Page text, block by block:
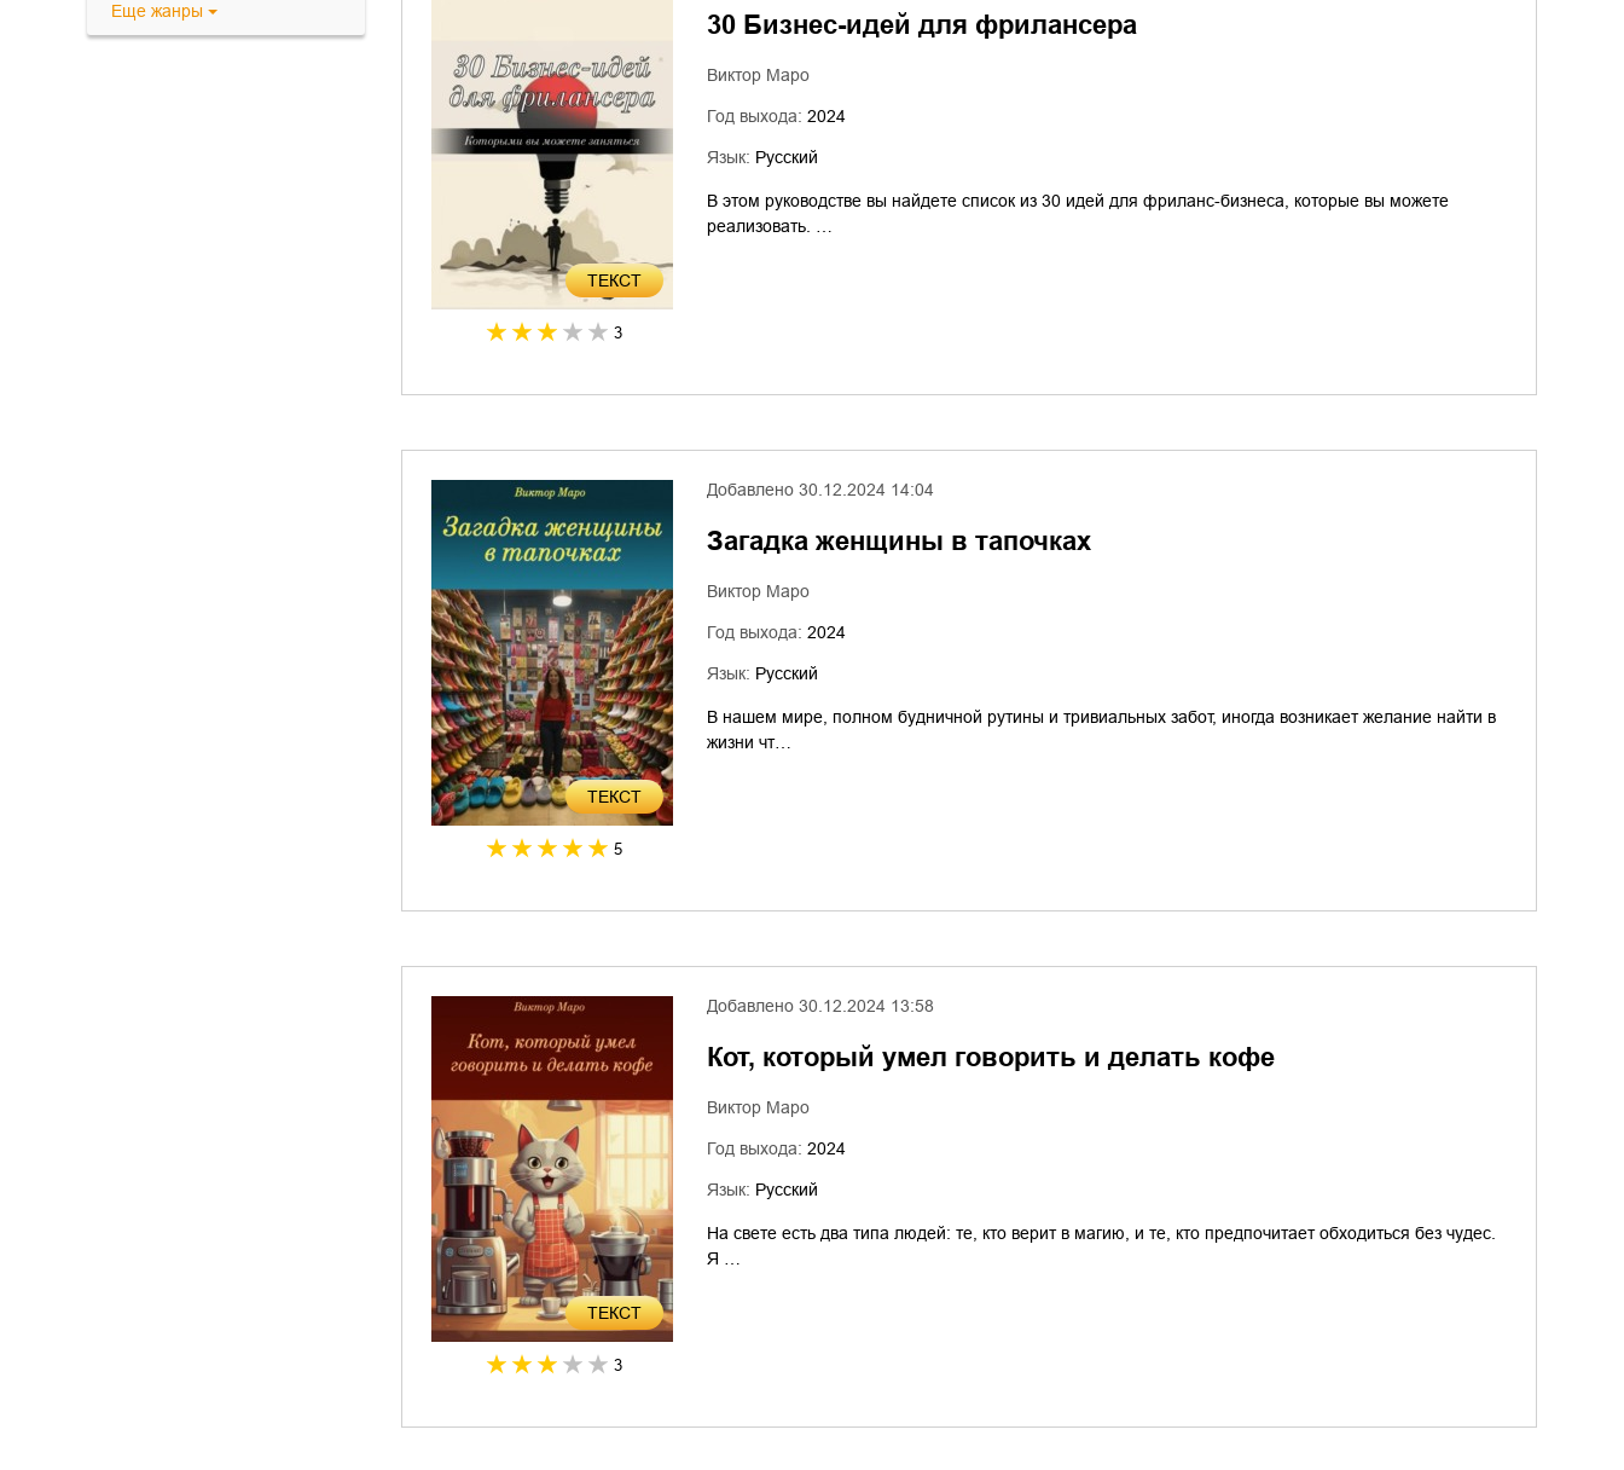
Еще жанры
ТЕКСТ
3
30 Бизнес-идей для фрилансера
Виктор Маро
Год выхода: 2024
Язык: Русский
В этом руководстве вы найдете список из 30 идей для фриланс-бизнеса, которые вы можете
реализовать. …
ТЕКСТ
5
Добавлено 30.12.2024 14:04
Загадка женщины в тапочках
Виктор Маро
Год выхода: 2024
Язык: Русский
В нашем мире, полном будничной рутины и тривиальных забот, иногда возникает желание найти в
жизни чт…
ТЕКСТ
3
Добавлено 30.12.2024 13:58
Кот, который умел говорить и делать кофе
Виктор Маро
Год выхода: 2024
Язык: Русский
На свете есть два типа людей: те, кто верит в магию, и те, кто предпочитает обходиться без чудес.
Я …